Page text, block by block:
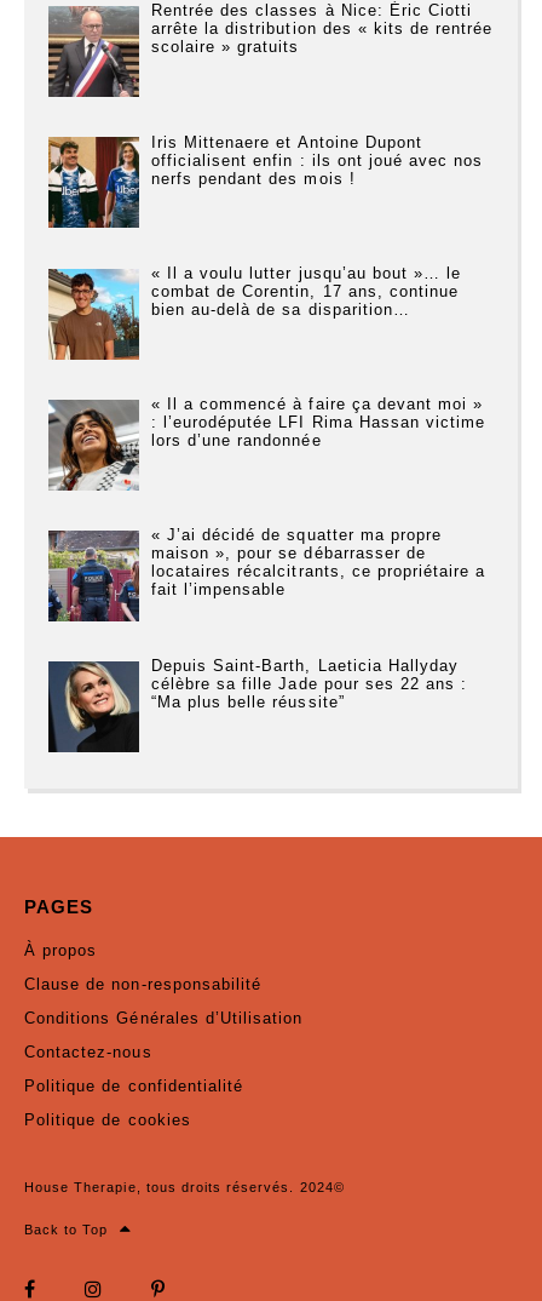
Rentrée des classes à Nice: Éric Ciotti
arrête la distribution des « kits de rentrée
scolaire » gratuits
Iris Mittenaere et Antoine Dupont
officialisent enfin : ils ont joué avec nos
nerfs pendant des mois !
« Il a voulu lutter jusqu’au bout »… le
combat de Corentin, 17 ans, continue
bien au-delà de sa disparition…
« Il a commencé à faire ça devant moi »
: l’eurodéputée LFI Rima Hassan victime
lors d’une randonnée
« J’ai décidé de squatter ma propre
maison », pour se débarrasser de
locataires récalcitrants, ce propriétaire a
fait l’impensable
Depuis Saint-Barth, Laeticia Hallyday
célèbre sa fille Jade pour ses 22 ans :
“Ma plus belle réussite”
PAGES
À propos
Clause de non-responsabilité
Conditions Générales d’Utilisation
Contactez-nous
Politique de confidentialité
Politique de cookies
House Therapie, tous droits réservés. 2024©
Back to Top